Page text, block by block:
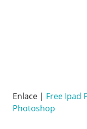
Enlace | Free Ipad
Photoshop